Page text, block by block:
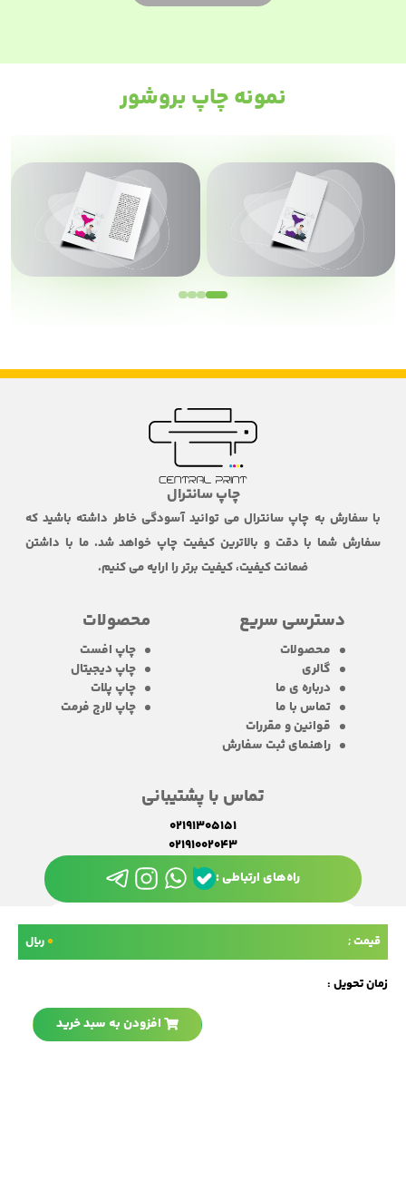
قیمت ; 0ریال
زمان تحویل :
نمونه چاپ بروشور
چاپ سانترال
با سفارش به چاپ سانترال می توانید آسودگی خاطر داشته باشید که
سفارش شما با دقت و بالاترین کیفیت چاپ خواهد شد. ما با داشتن
ضمانت کیفیت، کیفیت برتر را ارایه می کنیم.
دسترسی سریع
محصولات
گالری
درباره ی ما
تماس با ما
قوانین و مقررات
راهنمای ثبت سفارش
محصولات
چاپ افست
چاپ دیجیتال
چاپ پلات
چاپ لارج فرمت
تماس با پشتیبانی
02191305151
02191002043
راه‌های ارتباطی :
نیاز به کمک دارید؟ پیام دهید
جستجو سبد خرید